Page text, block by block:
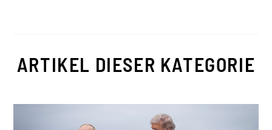
ARTIKEL DIESER KATEGORIE